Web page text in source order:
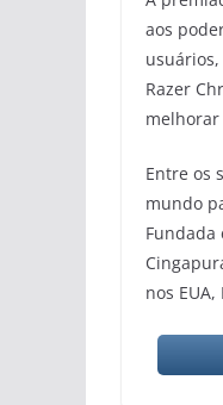
aos
Razer
melhorar
Entre os
mundo
Fundada
nos